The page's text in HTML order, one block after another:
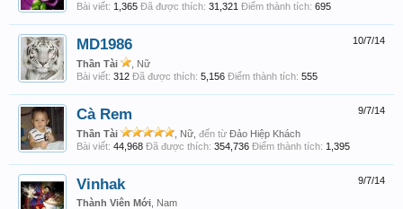
Bài viết: 1,365 Đã được thích: 31,321 Điểm thành tích: 695
10/7/14
MD1986
Thần Tài
, Nữ
Bài viết: 312 Đã được thích: 5,156 Điểm thành tích: 555
9/7/14
Cà Rem
Thần Tài , Nữ, đến từ Đảo Hiệp Khách
Bài viết: 44,968 Đã được thích: 354,736 Điểm thành tích: 1,395
9/7/14
Vinhak
Thành Viên Mới , Nam